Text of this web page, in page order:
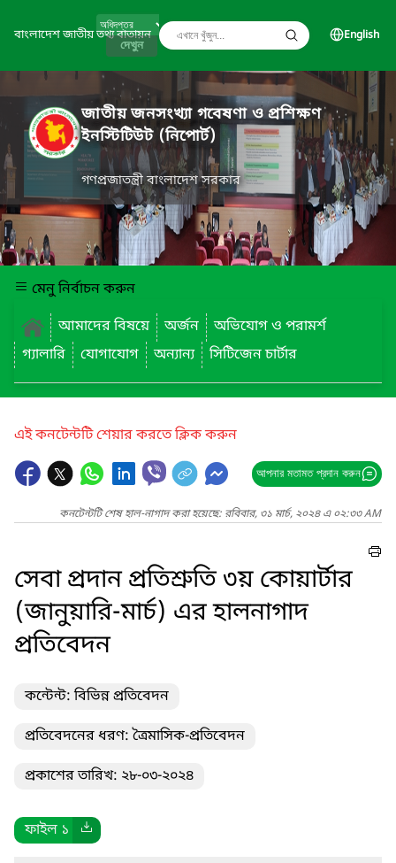
বাংলাদেশ জাতীয় তথ্য বাতায়ন
দেখুন
English
জাতীয় জনসংখ্যা গবেষণা ও প্রশিক্ষণ
ইনস্টিটিউট (নিপোর্ট)
গণপ্রজাতন্ত্রী বাংলাদেশ সরকার
মেনু নির্বাচন করুন
আমাদের বিষয়ে
অর্জন
অভিযোগ ও পরামর্শ
গ্যালারি
যোগাযোগ অন্যান্য সিটিজেন চার্টার
এই কনটেন্টটি শেয়ার করতে ক্লিক করুন
আপনার মতামত প্রদান করুন
কনটেন্টটি শেষ হাল-নাগাদ করা হয়েছে: রবিবার, ৩১ মার্চ, ২০২৪ এ ০২:৩৩ AM
সেবা প্রদান প্রতিশ্রুতি ৩য় কোয়ার্টার
(জানুয়ারি-মার্চ) এর হালনাগাদ
প্রতিবেদন
কন্টেন্ট: বিভিন্ন প্রতিবেদন
প্রতিবেদনের ধরণ: ত্রৈমাসিক-প্রতিবেদন
প্রকাশের তারিখ: ২৮-০৩-২০২৪
ফাইল ১